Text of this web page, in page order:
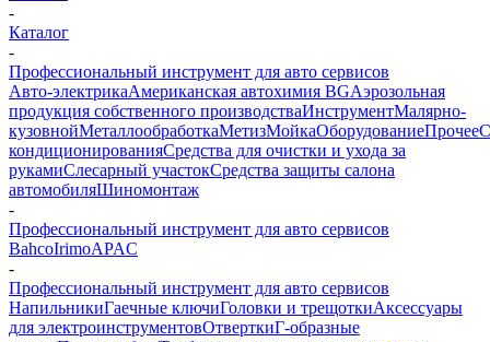
-
Каталог
-
Профессиональный инструмент для авто сервисов
Авто-электрикаАмериканская автохимия BGАэрозольная
продукция собственного производстваИнструментМалярно-
кузовнойМеталлообработкаМетизМойкаОборудованиеПрочее
кондиционированияСредства для очистки и ухода за
рукамиСлесарный участокСредства защиты салона
автомобиляШиномонтаж
-
Профессиональный инструмент для авто сервисов
BahcoIrimoAPAC
-
Профессиональный инструмент для авто сервисов
НапильникиГаечные ключиГоловки и трещоткиАксессуары
для электроинструментовОтверткиГ-образные